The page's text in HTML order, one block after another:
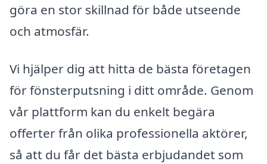
göra en stor skillnad för både utseende
och atmosfär.
Vi hjälper dig att hitta de bästa företagen
för fönsterputsning i ditt område. Genom
vår plattform kan du enkelt begära
offerter från olika professionella aktörer,
så att du får det bästa erbjudandet som